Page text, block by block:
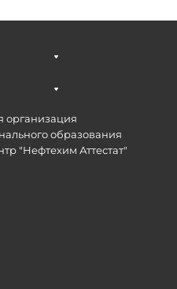
организация
образования
"Нефтехим Аттестат"